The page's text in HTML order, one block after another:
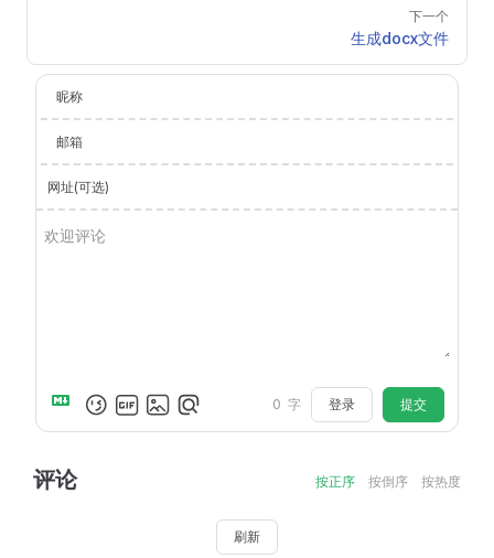
下一个
生成docx文件
昵称
邮箱
网址(可选)
0 字 登录 提交
评论 按正序 按倒序 按热度
刷新